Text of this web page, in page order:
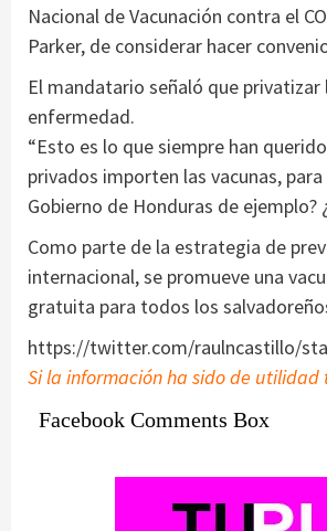
Nacional de Vacunación contra el
Parker, de considerar hacer
El mandatario señaló que
enfermedad.
“Esto es lo que siempre han
privados importen las vacunas,
Gobierno de Honduras de ejemplo?
Como parte de la estrategia de
internacional, se promueve una
gratuita para todos los
https://twitter.com/raulncastillo/
Si la información ha sido de utilidad
Facebook Comments Box